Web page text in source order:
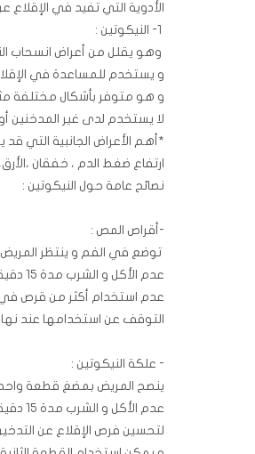
الأدوية التي تفيد في الإقلاع
وهو يقلل من أعراض انسحاب
و يستخدم للمساعدة في
و هو متوفر بأشكال مختلفة
لا يستخدم لدى غير المدخنين
*أهم الأعراض الجانبية التي قد
ارتفاع ضغط الدم ، خفقان
نصائح عامة حول النيكوتين :
-أقراص المص :
توضع في الفم و ينتظر المريض حتى تذوب ببطء ( 20
عدم الأكل و الشرب مدة 15 دقيقة قبل تناولها أو أثناء وجودها في الفم .
عدم استخدام أكثر من قرص في
التوقف عن استخدامها عند
- علكة النيكوتين :
ينصح المريض بمضغ قطعة واحدة
عدم الأكل و الشرب مدة 15 دقيقة قبل تناولها أو أثناء وجودها في الفم.
لتحسين فرص الإقلاع عن التدخين، يستخدم ما لا